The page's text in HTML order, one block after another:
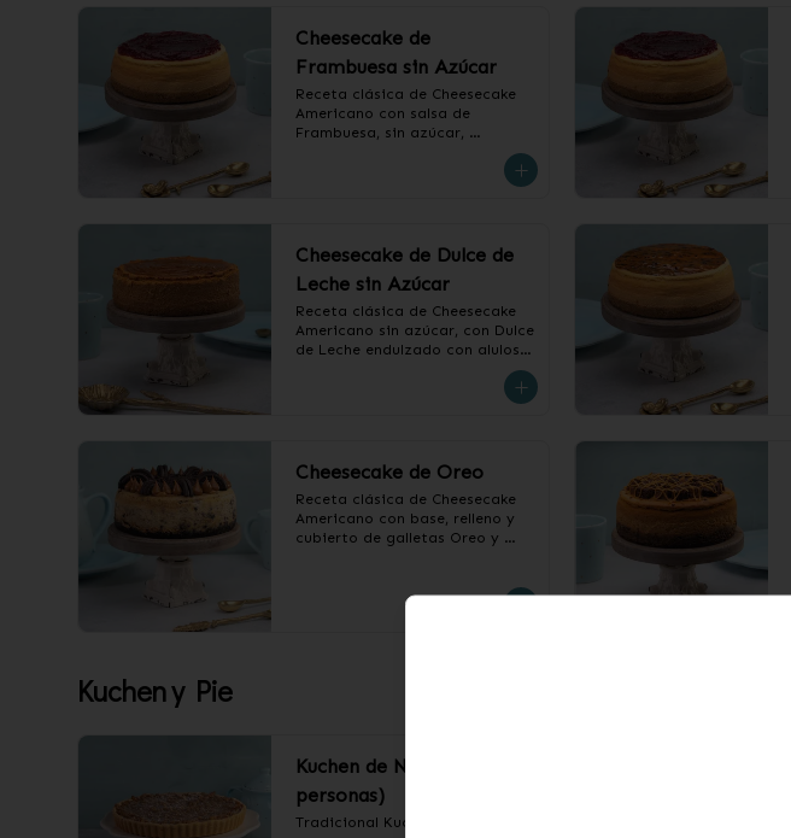
Cheesecake de
Frambuesa sin Azúcar
Receta clásica de Cheesecake
Americano con salsa de
Frambuesa, sin azúcar,
Cheesecake de Dulce de
Leche sin Azúcar
Receta clásica de Cheesecake
Americano sin azúcar, con Dulce
de Leche endulzado con alulosa.
Cheesecake de Oreo
Receta clásica de Cheesecake
Americano con base, relleno y
cubierto de galletas Oreo y
❄️ Producto Congelado
Kuchen y Pie
Kuchen de Nuez (12
personas)
Tradicional Kuchen de Nuez.